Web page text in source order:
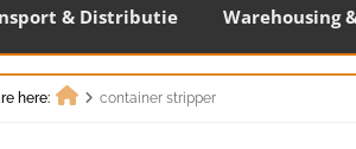
& Distributie Warehousing
here:
container stripper